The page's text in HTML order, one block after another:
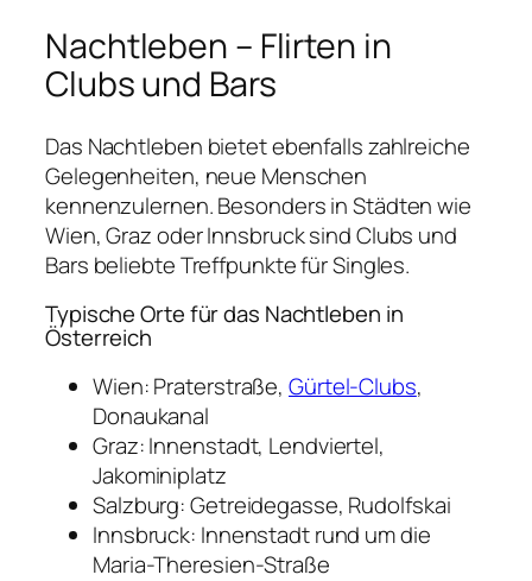
Nachtleben – Flirten in
Clubs und Bars
Das Nachtleben bietet ebenfalls zahlreiche
Gelegenheiten, neue Menschen
kennenzulernen. Besonders in Städten wie
Wien, Graz oder Innsbruck sind Clubs und
Bars beliebte Treffpunkte für Singles.
Typische Orte für das Nachtleben in
Österreich
Wien: Praterstraße, Gürtel-Clubs,
Donaukanal
Graz: Innenstadt, Lendviertel,
Jakominiplatz
Salzburg: Getreidegasse, Rudolfskai
Innsbruck: Innenstadt rund um die
Maria-Theresien-Straße